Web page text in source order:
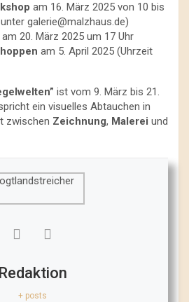
am 16. März 2025 von 10 bis
galerie@malzhaus.de)
am 20. März 2025 um 17 Uhr
am 5. April 2025 (Uhrzeit
ist vom 9. März bis 21.
ein visuelles Abtauchen in
zwischen Zeichnung, Malerei und
Redaktion
+ posts